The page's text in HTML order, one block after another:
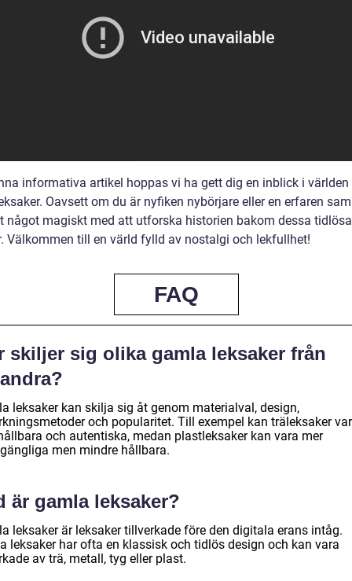
informativa artikel hoppas vi ha gett dig en inblick i världen
Oavsett om du är nyfiken nybörjare eller en erfaren
något magiskt med att utforska historien bakom dessa tidlösa
Välkommen till en värld fylld av nostalgi och lekfullhet!
FAQ
skiljer sig olika gamla leksaker från
leksaker kan skilja sig åt genom materialval, design,
och popularitet. Till exempel kan träleksaker
och autentiska, medan plastleksaker kan vara mer
men mindre hållbara.
är gamla leksaker?
leksaker är leksaker tillverkade före den digitala erans intåg.
leksaker har ofta en klassisk och tidlös design och kan vara
av trä, metall, tyg eller plast.